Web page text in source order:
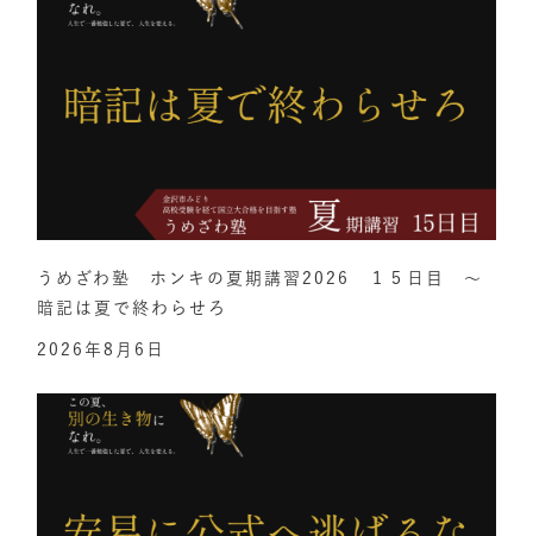
うめざわ塾 ホンキの夏期講習2026 １５日目 ～
暗記は夏で終わらせろ
2026年8月6日